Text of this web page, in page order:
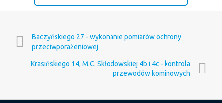
Baczyńskiego 27 - wykonanie pomiarów ochrony
przeciwporażeniowej
Krasińskiego 14, M.C. Skłodowskiej 4b i 4c - kontrola
przewodów kominowych